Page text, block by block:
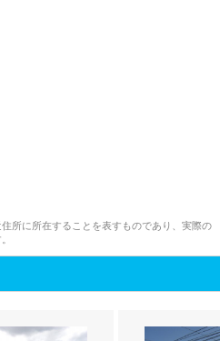
所に所在することを表すものであり、実際の